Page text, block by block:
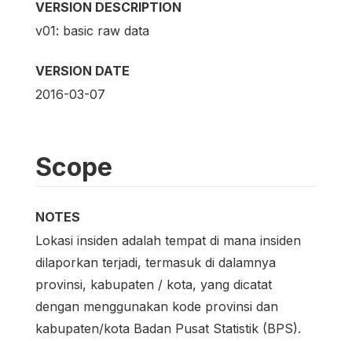
VERSION DESCRIPTION
v01: basic raw data
VERSION DATE
2016-03-07
Scope
NOTES
Lokasi insiden adalah tempat di mana insiden
dilaporkan terjadi, termasuk di dalamnya
provinsi, kabupaten / kota, yang dicatat
dengan menggunakan kode provinsi dan
kabupaten/kota Badan Pusat Statistik (BPS).